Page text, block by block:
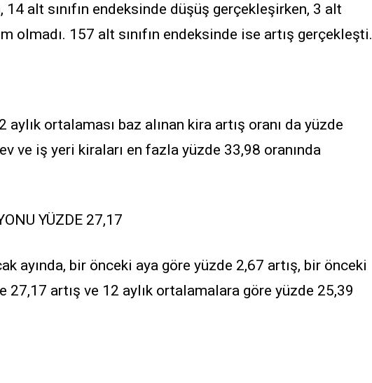
14 alt sınıfın endeksinde düşüş gerçekleşirken, 3 alt
olmadı. 157 alt sınıfın endeksinde ise artış gerçekleşti.
ortalaması baz alınan kira artış oranı da yüzde
ve iş yeri kiraları en fazla yüzde 33,98 oranında
YÜZDE 27,17
ayında, bir önceki aya göre yüzde 2,67 artış, bir önceki
27,17 artış ve 12 aylık ortalamalara göre yüzde 25,39